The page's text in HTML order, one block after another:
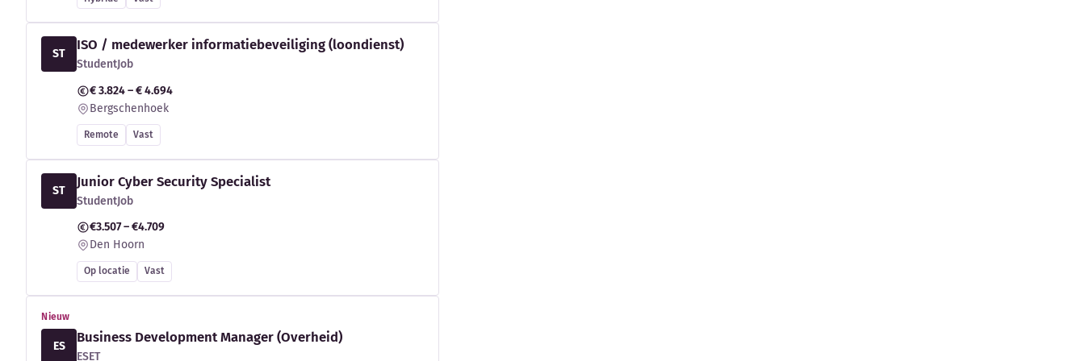
ST
ISO / medewerker informatiebeveiliging (loondienst)
StudentJob
€ 3.824 – € 4.694
Bergschenhoek
Remote Vast
ST
Junior Cyber Security Specialist
StudentJob
€3.507 – €4.709
Den Hoorn
Op locatie Vast
Nieuw
ES
Business Development Manager (Overheid)
ESET